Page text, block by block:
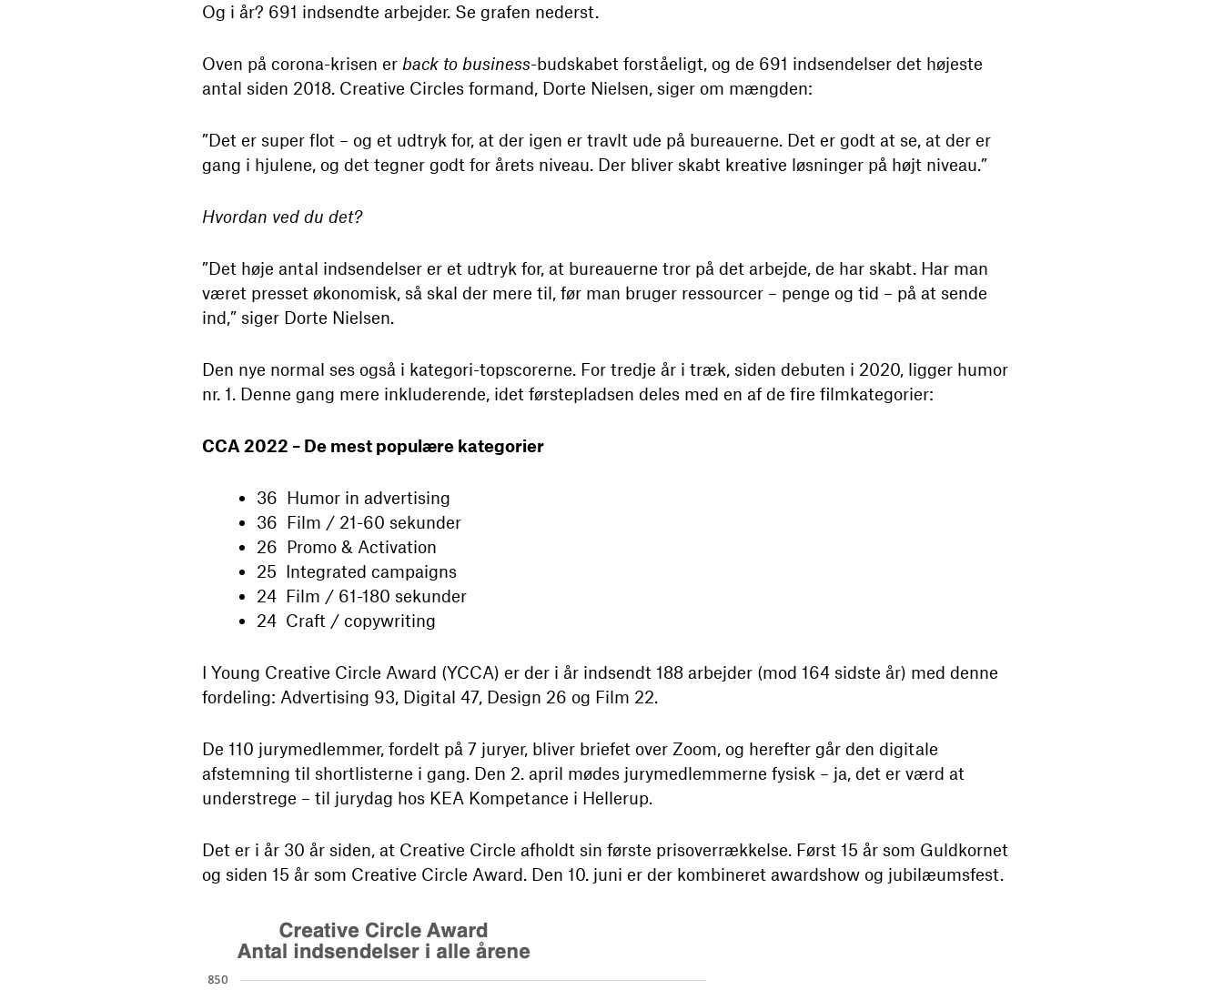
Og i år? 691 indsendte arbejder. Se grafen nederst.
Oven på corona-krisen er back to business-budskabet forståeligt, og de 691 indsendelser det højeste
antal siden 2018. Creative Circles formand, Dorte Nielsen, siger om mængden:
”Det er super flot – og et udtryk for, at der igen er travlt ude på bureauerne. Det er godt at se, at der er
gang i hjulene, og det tegner godt for årets niveau. Der bliver skabt kreative løsninger på højt niveau.”
Hvordan ved du det?
”Det høje antal indsendelser er et udtryk for, at bureauerne tror på det arbejde, de har skabt. Har man
været presset økonomisk, så skal der mere til, før man bruger ressourcer – penge og tid – på at sende
ind,” siger Dorte Nielsen.
Den nye normal ses også i kategori-topscorerne. For tredje år i træk, siden debuten i 2020, ligger humor
nr. 1. Denne gang mere inkluderende, idet førstepladsen deles med en af de fire filmkategorier:
CCA 2022 – De mest populære kategorier
36 Humor in advertising
36 Film / 21-60 sekunder
26 Promo & Activation
25 Integrated campaigns
24 Film / 61-180 sekunder
24 Craft / copywriting
I Young Creative Circle Award (YCCA) er der i år indsendt 188 arbejder (mod 164 sidste år) med denne
fordeling: Advertising 93, Digital 47, Design 26 og Film 22.
De 110 jurymedlemmer, fordelt på 7 juryer, bliver briefet over Zoom, og herefter går den digitale
afstemning til shortlisterne i gang. Den 2. april mødes jurymedlemmerne fysisk – ja, det er værd at
understrege – til jurydag hos KEA Kompetance i Hellerup.
Det er i år 30 år siden, at Creative Circle afholdt sin første prisoverrækkelse. Først 15 år som Guldkornet
og siden 15 år som Creative Circle Award. Den 10. juni er der kombineret awardshow og jubilæumsfest.